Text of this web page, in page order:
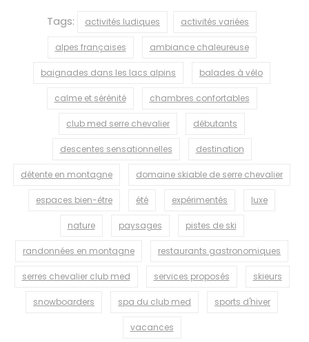
Tags: activités ludiques activités variées
alpes françaises ambiance chaleureuse
baignades dans les lacs alpins balades à vélo
calme et sérénité chambres confortables
club med serre chevalier débutants
descentes sensationnelles destination
détente en montagne domaine skiable de serre chevalier
espaces bien-être été expérimentés luxe
nature paysages pistes de ski
randonnées en montagne restaurants gastronomiques
serres chevalier club med services proposés skieurs
snowboarders spa du club med sports d'hiver
vacances